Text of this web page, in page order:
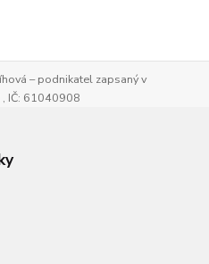
– podnikatel zapsaný v
, IČ: 61040908